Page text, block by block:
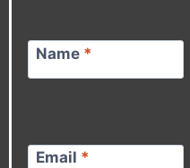
Name *
Email *